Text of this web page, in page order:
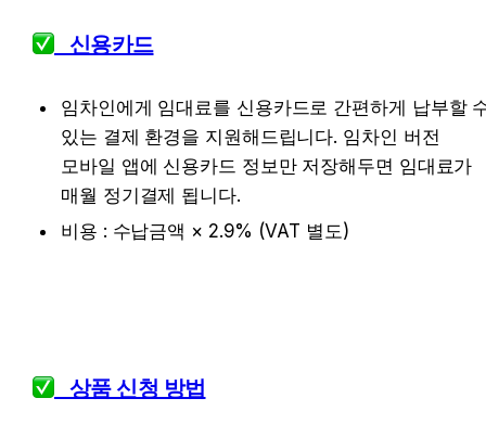
신용카드
임차인에게 임대료를 신용카드로 간편하게 납부할
있는 결제 환경을 지원해드립니다. 임차인 버전
모바일 앱에 신용카드 정보만 저장해두면 임대료가
매월 정기결제 됩니다.
비용 : 수납금액 × 2.9% (VAT 별도)
상품 신청 방법